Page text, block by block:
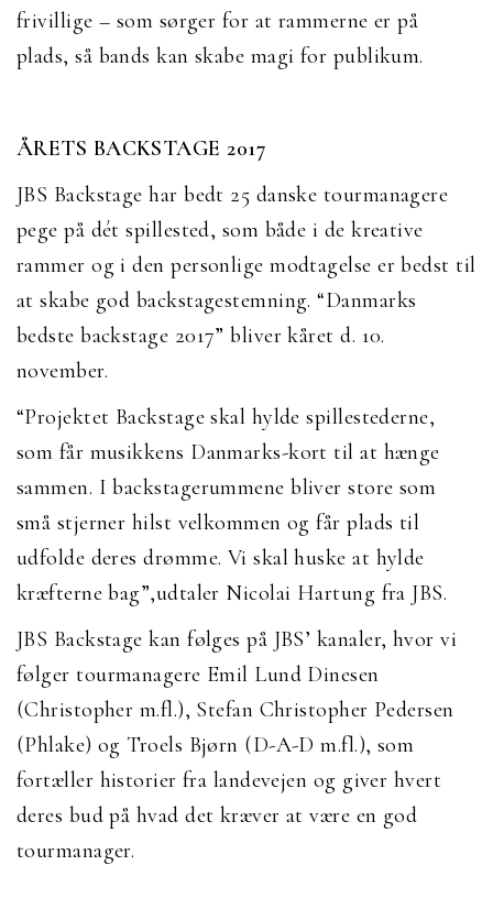
frivillige – som sørger for at rammerne er på
plads, så bands kan skabe magi for publikum.
ÅRETS BACKSTAGE 2017
JBS Backstage har bedt 25 danske tourmanagere
pege på dét spillested, som både i de kreative
rammer og i den personlige modtagelse er bedst til
at skabe god backstagestemning. “Danmarks
bedste backstage 2017” bliver kåret d. 10.
november.
“Projektet Backstage skal hylde spillestederne,
som får musikkens Danmarks-kort til at hænge
sammen. I backstagerummene bliver store som
små stjerner hilst velkommen og får plads til
udfolde deres drømme. Vi skal huske at hylde
kræfterne bag”,udtaler Nicolai Hartung fra JBS.
JBS Backstage kan følges på JBS’ kanaler, hvor vi
følger tourmanagere Emil Lund Dinesen
(Christopher m.fl.), Stefan Christopher Pedersen
(Phlake) og Troels Bjørn (D-A-D m.fl.), som
fortæller historier fra landevejen og giver hvert
deres bud på hvad det kræver at være en god
tourmanager.